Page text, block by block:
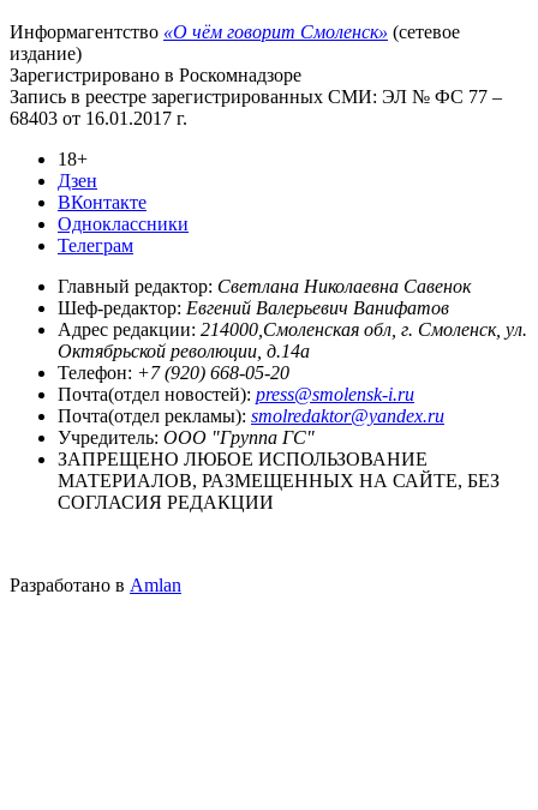
Информагентство «О чём говорит Смоленск» (сетевое
издание)
Зарегистрировано в Роскомнадзоре
Запись в реестре зарегистрированных СМИ: ЭЛ № ФС 77 –
68403 от 16.01.2017 г.
18+
Дзен
ВКонтакте
Одноклассники
Телеграм
Главный редактор: Светлана Николаевна Савенок
Шеф-редактор: Евгений Валерьевич Ванифатов
Адрес редакции: 214000,Смоленская обл, г. Смоленск, ул.
Октябрьской революции, д.14а
Телефон: +7 (920) 668-05-20
Почта(отдел новостей): press@smolensk-i.ru
Почта(отдел рекламы): smolredaktor@yandex.ru
Учредитель: ООО "Группа ГС"
ЗАПРЕЩЕНО ЛЮБОЕ ИСПОЛЬЗОВАНИЕ
МАТЕРИАЛОВ, РАЗМЕЩЕННЫХ НА САЙТЕ, БЕЗ
СОГЛАСИЯ РЕДАКЦИИ
Разработано в Amlan